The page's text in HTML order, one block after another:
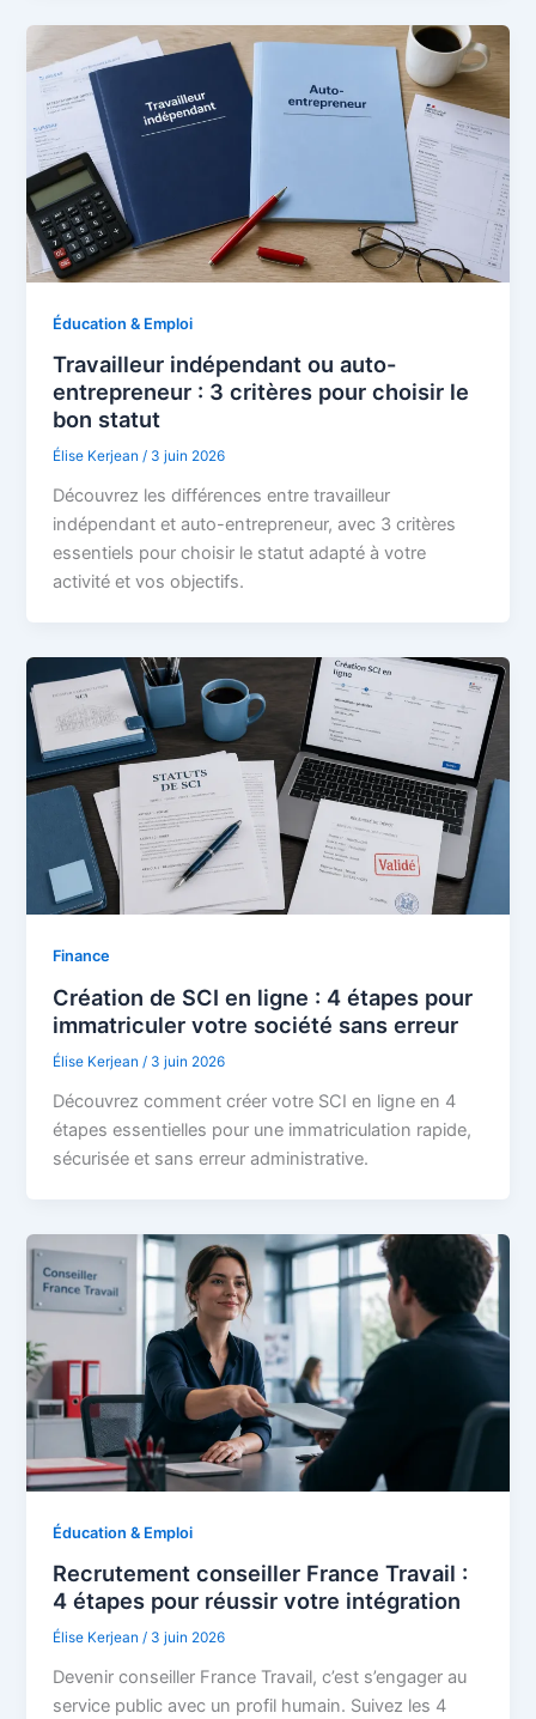
Éducation & Emploi
Travailleur indépendant ou auto-
entrepreneur : 3 critères pour choisir le
bon statut
Élise Kerjean/ 3 juin 2026
Découvrez les différences entre travailleur
indépendant et auto-entrepreneur, avec 3 critères
essentiels pour choisir le statut adapté à votre
activité et vos objectifs.
Finance
Création de SCI en ligne : 4 étapes pour
immatriculer votre société sans erreur
Élise Kerjean/ 3 juin 2026
Découvrez comment créer votre SCI en ligne en 4
étapes essentielles pour une immatriculation rapide,
sécurisée et sans erreur administrative.
Éducation & Emploi
Recrutement conseiller France Travail :
4 étapes pour réussir votre intégration
Élise Kerjean/ 3 juin 2026
Devenir conseiller France Travail, c’est s’engager au
service public avec un profil humain. Suivez les 4